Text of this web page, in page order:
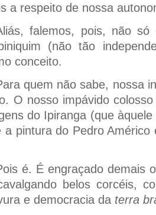
a respeito de nossa
falemos, pois, não só
(não tão
conceito.
quem não sabe, nossa
O nosso impávido
do Ipiranga (que
a pintura do Pedro Américo
é. É engraçado demais
belos corcéis,
e democracia da terra